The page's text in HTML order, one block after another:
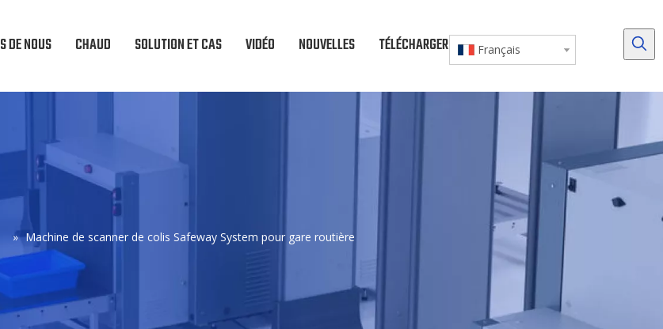
DE NOUS CHAUD SOLUTION ET CAS VIDÉO NOUVELLES TÉLÉCHARGER NOUS CONTACTER
Français
» Machine de scanner de colis Safeway System pour gare routière